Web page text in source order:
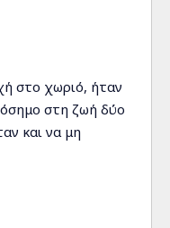
στο χωριό, ήταν
στη ζωή δύο
και να μη